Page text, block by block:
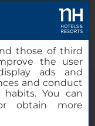
those of third
the user
ads and
and conduct
You can
obtain more